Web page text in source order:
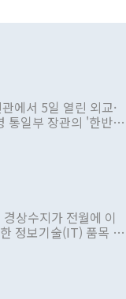
에서 5일 열린 외교·
통일부 장관의 '한반도
로 추진하겠다고 공
놨다. 그동안 정 장
있지만 대통령과 유
은 이례적이다. 정 장
소리도 높아지고 있
상수지가 전월에 이
정보기술(IT) 품목 수